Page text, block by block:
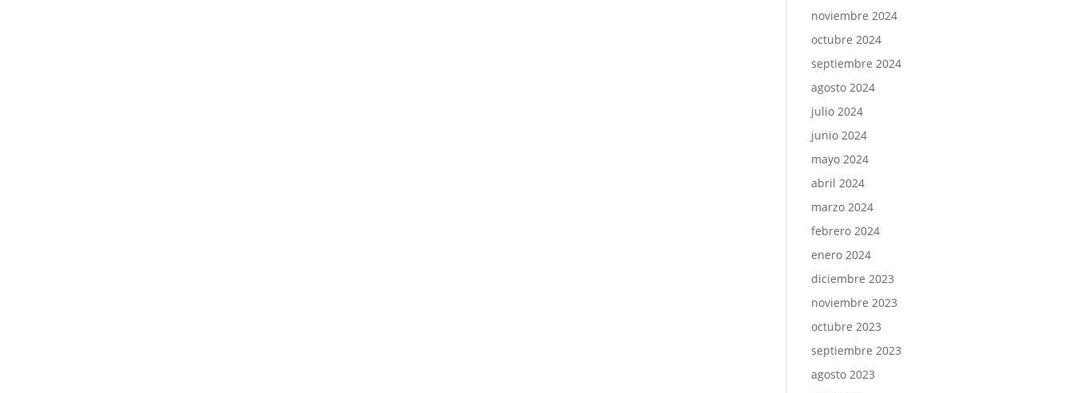
noviembre 2024
octubre 2024
septiembre 2024
agosto 2024
julio 2024
junio 2024
mayo 2024
abril 2024
marzo 2024
febrero 2024
enero 2024
diciembre 2023
noviembre 2023
octubre 2023
septiembre 2023
agosto 2023